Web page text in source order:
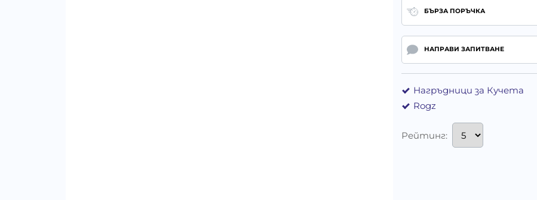
БЪРЗА ПОРЪЧКА
НАПРАВИ ЗАПИТВАНЕ
Нагръдници за Кучета
Rogz
Рейтинг: